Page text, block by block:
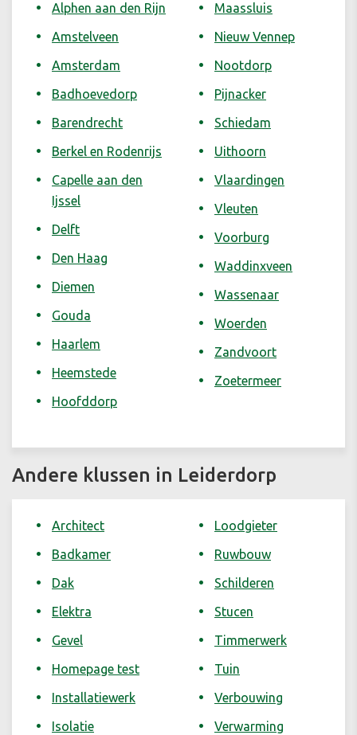
Alphen aan den Rijn
Amstelveen
Amsterdam
Badhoevedorp
Barendrecht
Berkel en Rodenrijs
Capelle aan den
Ijssel
Delft
Den Haag
Diemen
Gouda
Haarlem
Heemstede
Hoofddorp
Maassluis
Nieuw Vennep
Nootdorp
Pijnacker
Schiedam
Uithoorn
Vlaardingen
Vleuten
Voorburg
Waddinxveen
Wassenaar
Woerden
Zandvoort
Zoetermeer
Andere klussen in Leiderdorp
Architect
Badkamer
Dak
Elektra
Gevel
Homepage test
Installatiewerk
Isolatie
Loodgieter
Ruwbouw
Schilderen
Stucen
Timmerwerk
Tuin
Verbouwing
Verwarming